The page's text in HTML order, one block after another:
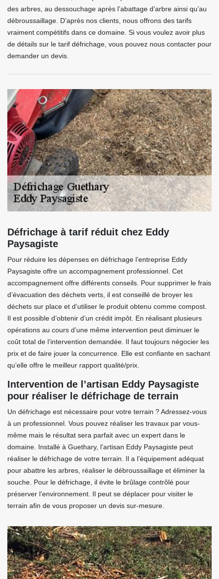
des arbres, au dessouchage après l’abattage d’arbre ainsi qu’au
débroussaillage. D’après nos clients, nous offrons des tarifs
vraiment compétitifs dans ce domaine. Si vous voulez avoir plus
de détails sur le tarif défrichage, vous pouvez nous contacter pour
demander un devis.
Défrichage à tarif réduit chez Eddy
Paysagiste
Pour réduire les dépenses en défrichage l’entreprise Eddy
Paysagiste offre un accompagnement professionnel. Cet
accompagnement offre différents conseils. Pour supprimer le frais
d’évacuation des déchets verts, il est conseillé de broyer les
déchets sur place et d’utiliser le produit obtenu comme compost.
Il est possible d’obtenir d’un crédit impôt. En réalisant plusieurs
opérations au cours d’une même intervention peut diminuer le
coût total de l’intervention demandée. Il faut toujours négocier les
prix et de faire jouer la concurrence. Elle est confiante en sachant
qu’elle offre le meilleur rapport qualité/prix.
Intervention de l’artisan Eddy Paysagiste
pour réaliser le défrichage de terrain
Un défrichage est nécessaire pour votre terrain ? Adressez-vous
à un professionnel. Vous pouvez réaliser les travaux par vous-
même mais le résultat sera parfait avec un expert dans le
domaine. Installé à Guethary, l’artisan Eddy Paysagiste peut
réaliser le défrichage de votre terrain. Il a l’équipement adéquat
pour abattre les arbres, réaliser le débroussaillage et éliminer la
souche. Pour le défrichage, il évite le brûlage contrôlé pour
préserver l’environnement. Il peut se déplacer pour visiter le
terrain afin de vous proposer un devis sur-mesure.